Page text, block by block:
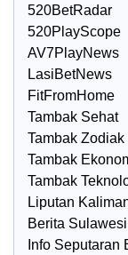
520BetRadar
520PlayScope
AV7PlayNews
LasiBetNews
FitFromHome
Tambak Sehat
Tambak Zodiak
Tambak
Tambak
Liputan
Berita Sulawesi
Info Seputaran